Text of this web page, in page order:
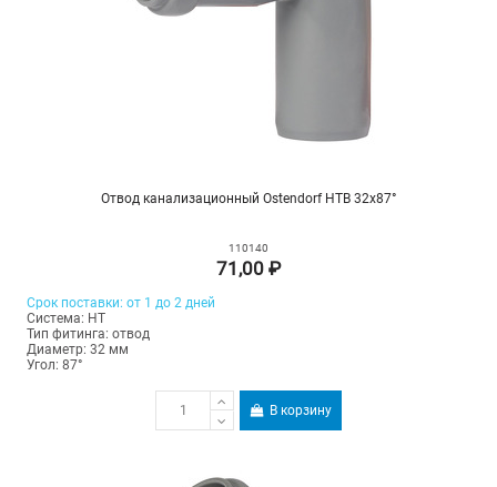
Отвод канализационный Ostendorf HTB 32х87°
110140
71,00 ₽
Срок поставки: от 1 до 2 дней
Система: HT
Тип фитинга: отвод
Диаметр: 32 мм
Угол: 87°
В корзину